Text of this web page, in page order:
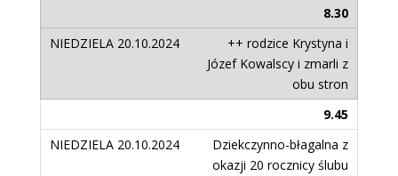
8.30
++ rodzice Krystyna i
Józef Kowalscy i zmarli z
obu stron
9.45
Dziekczynno-błagalna z
okazji 20 rocznicy ślubu